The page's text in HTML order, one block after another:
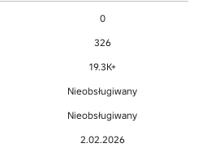
0
326
19.3K+
Nieobsługiwany
Nieobsługiwany
2.02.2026